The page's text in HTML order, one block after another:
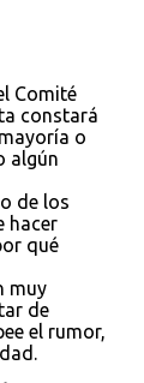
Comité
constará
o
algún
de los
hacer
qué
muy
de
el rumor,